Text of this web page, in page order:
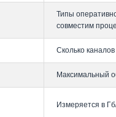
Типы
совместим
Сколько
Максимальный
Измеряется в